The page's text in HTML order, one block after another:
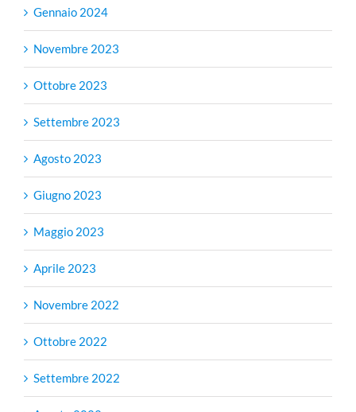
Gennaio 2024
Novembre 2023
Ottobre 2023
Settembre 2023
Agosto 2023
Giugno 2023
Maggio 2023
Aprile 2023
Novembre 2022
Ottobre 2022
Settembre 2022